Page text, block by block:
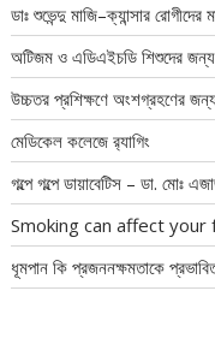
ডাঃ শুভেন্দু মাজি–ক্যান্সার
অটিজম ও এডিএইচডি শিশুদের জন্য
উচ্চতর প্রশিক্ষণে অংশগ্রহণের
মেডিকেল কলেজে র‍্যাগিং
গল্পে গল্পে ডায়াবেটিস – ডা. মোঃ
Smoking can affect
ধূমপান কি প্রজননক্ষমতাকে